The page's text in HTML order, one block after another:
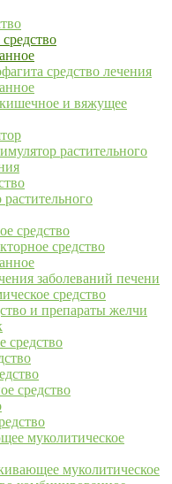
средство лечения
и вяжущее
растительного
средство
средство
заболеваний печени
средство
и препараты желчи
средство
средство
муколитическое
муколитическое